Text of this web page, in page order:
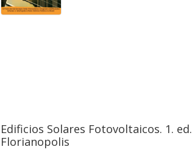
Edificios Solares Fotovoltaicos. 1. ed.
Florianopolis